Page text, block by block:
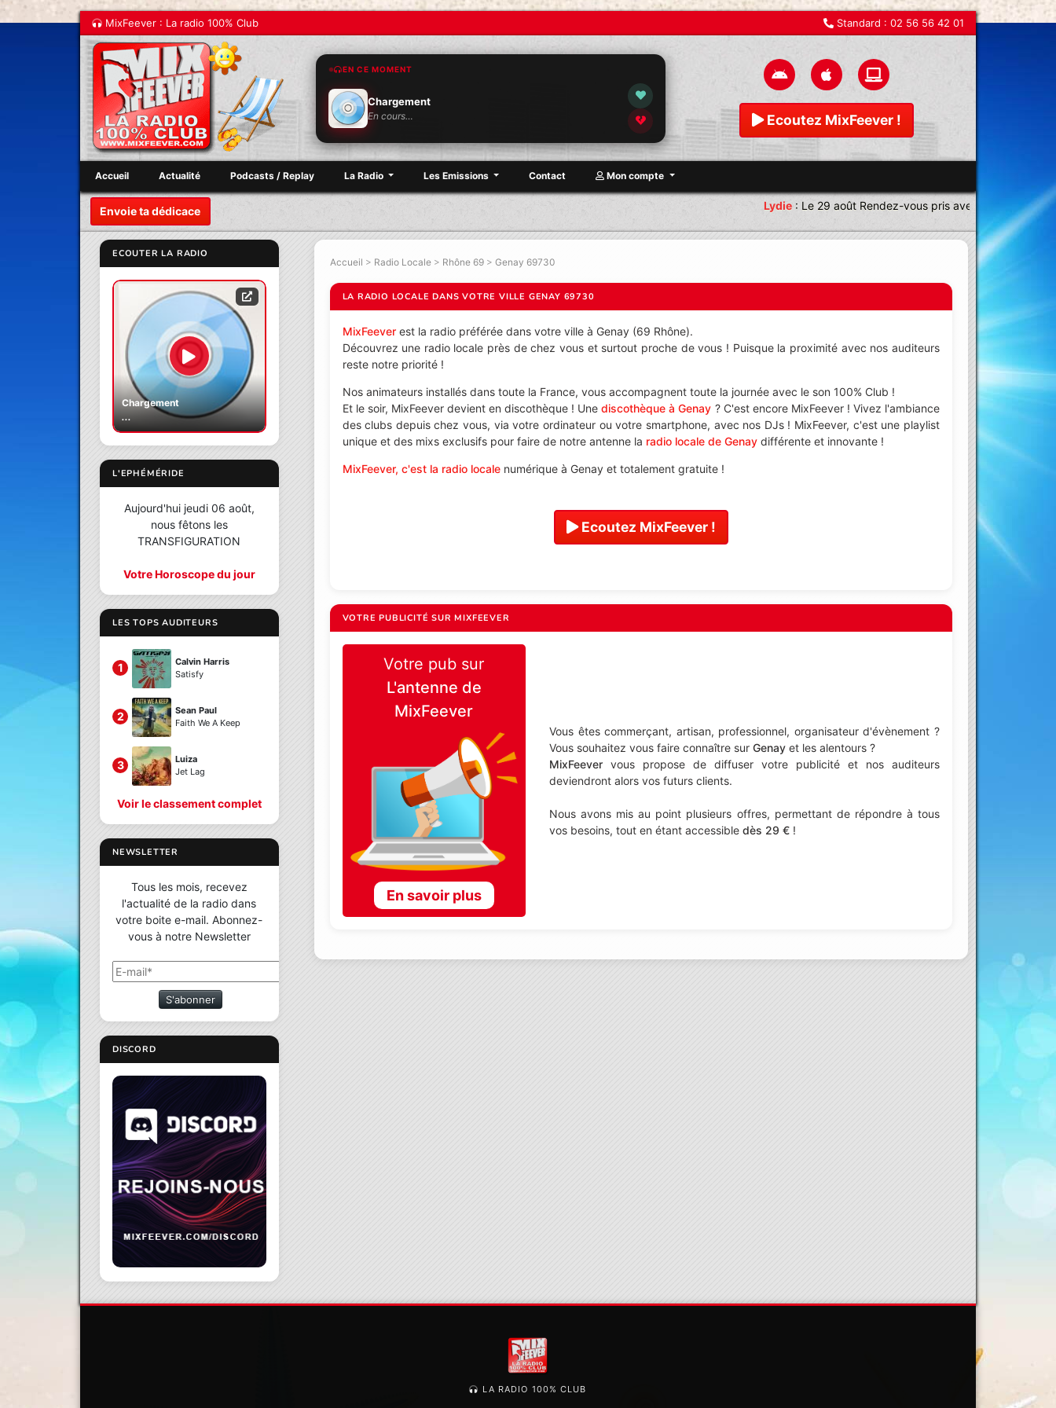
MixFeever : La radio 100% Club Standard : 02 56 56 42 01
EN CE MOMENT
Chargement
En cours… Ecoutez MixFeever !
Accueil Actualité Podcasts / Replay La Radio Les Emissions Contact Mon compte
Envoie ta dédicace Lydie:Le 29 août Rendez-vous pris avec une équipe
ECOUTER LA RADIO
Chargement
...
L'EPHÉMÉRIDE
Aujourd'hui jeudi 06 août,
nous fêtons les
TRANSFIGURATION
Votre Horoscope du jour
LES TOPS AUDITEURS
1
Calvin Harris
Satisfy
2
Sean Paul
Faith We A Keep
3
Luiza
Jet Lag
Voir le classement complet
NEWSLETTER
Tous les mois, recevez
l'actualité de la radio dans
votre boite e-mail. Abonnez-
vous à notre Newsletter
S'abonner
DISCORD
Accueil > Radio Locale> Rhône 69> Genay 69730
LA RADIO LOCALE DANS VOTRE VILLE GENAY 69730
MixFeeverest la radio préférée dans votre ville à Genay (69 Rhône).
Découvrez une radio locale près de chez vous et surtout proche de vous ! Puisque la proximité avec nos auditeurs
reste notre priorité !
Nos animateurs installés dans toute la France, vous accompagnent toute la journée avec le son 100% Club !
Et le soir, MixFeever devient en discothèque ! Unediscothèque à Genay ? C'est encore MixFeever ! Vivez l'ambiance
des clubs depuis chez vous, via votre ordinateur ou votre smartphone, avec nos DJs ! MixFeever, c'est une playlist
unique et des mixs exclusifs pour faire de notre antenne la radio locale de Genaydifférente et innovante !
MixFeever, c'est la radio localenumérique à Genay et totalement gratuite !
Ecoutez MixFeever !
VOTRE PUBLICITÉ SUR MIXFEEVER
Votre pub sur
L'antenne de
MixFeever
En savoir plus
Vous êtes commerçant, artisan, professionnel, organisateur d'évènement ?
Vous souhaitez vous faire connaître surGenay et les alentours ?
MixFeever vous propose de diffuser votre publicité et nos auditeurs
deviendront alors vos futurs clients.
Nous avons mis au point plusieurs offres, permettant de répondre à tous
vos besoins, tout en étant accessibledès 29 € !
LA RADIO 100% CLUB